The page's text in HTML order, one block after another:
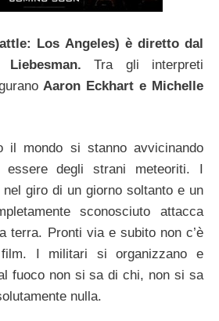
Los Angeles) è diretto dal
Liebesman.Tra gli interpreti
Aaron Eckhart e Michelle
il mondo si stanno avvicinando
essere degli strani meteoriti. I
giro di un giorno soltanto e un
sconosciuto attacca
terra. Pronti via e subito non c’è
I militari si organizzano e
fuoco non si sa di chi, non si sa
nulla.